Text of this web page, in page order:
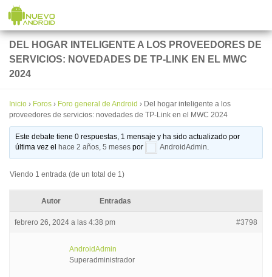
Saltar al contenido
DEL HOGAR INTELIGENTE A LOS PROVEEDORES DE
SERVICIOS: NOVEDADES DE TP-LINK EN EL MWC
2024
Inicio › Foros › Foro general de Android › Del hogar inteligente a los
proveedores de servicios: novedades de TP-Link en el MWC 2024
Este debate tiene 0 respuestas, 1 mensaje y ha sido actualizado por
última vez el
hace 2 años, 5 meses por AndroidAdmin.
Viendo 1 entrada (de un total de 1)
Autor Entradas
febrero 26, 2024 a las 4:38 pm #3798
AndroidAdmin
Superadministrador